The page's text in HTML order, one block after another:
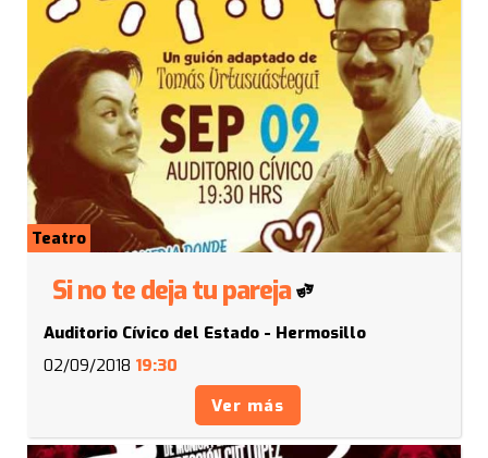
Teatro
Si no te deja tu pareja
Auditorio Cívico del Estado - Hermosillo
02/09/2018 19:30
Ver más